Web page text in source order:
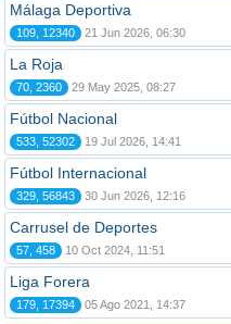
Málaga Deportiva
109, 12340 21 Jun 2026, 06:30
La Roja
70, 2360 29 May 2025, 08:27
Fútbol Nacional
533, 52302 19 Jul 2026, 14:41
Fútbol Internacional
329, 56843 30 Jun 2026, 12:16
Carrusel de Deportes
57, 458 10 Oct 2024, 11:51
Liga Forera
179, 17394 05 Ago 2021, 14:37